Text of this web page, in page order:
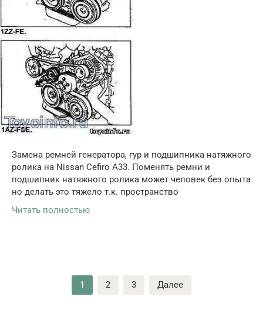
Замена ремней генератора, гур и подшипника натяжного
ролика на Nissan Cefiro A33. Поменять ремни и
подшипник натяжного ролика может человек без опыта
но делать это тяжело т.к. пространство
Читать полностью
1 2 3 Далее